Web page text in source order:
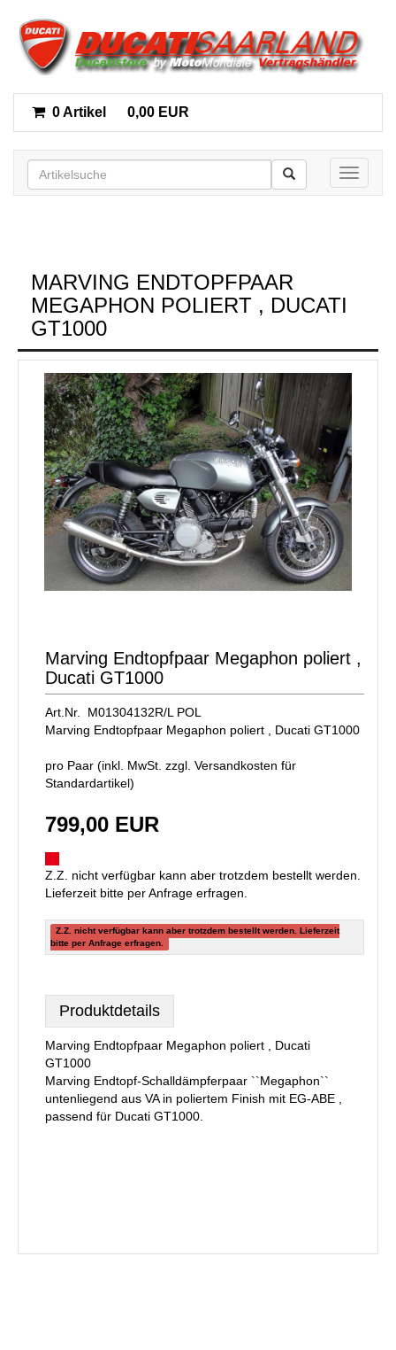
0 Artikel 0,00 EUR
Toggle
MARVING ENDTOPFPAAR
MEGAPHON POLIERT , DUCATI
GT1000
Marving Endtopfpaar Megaphon poliert ,
Ducati GT1000
Art.Nr. M01304132R/L POL
Marving Endtopfpaar Megaphon poliert , Ducati GT1000
pro Paar (inkl. MwSt. zzgl. Versandkosten für
Standardartikel)
799,00 EUR
Z.Z. nicht verfügbar kann aber trotzdem bestellt werden.
Lieferzeit bitte per Anfrage erfragen.
Z.Z. nicht verfügbar kann aber trotzdem bestellt werden. Lieferzeit
bitte per Anfrage erfragen.
Produktdetails
Marving Endtopfpaar Megaphon poliert , Ducati
GT1000
Marving Endtopf-Schalldämpferpaar ``Megaphon``
untenliegend aus VA in poliertem Finish mit EG-ABE ,
passend für Ducati GT1000.